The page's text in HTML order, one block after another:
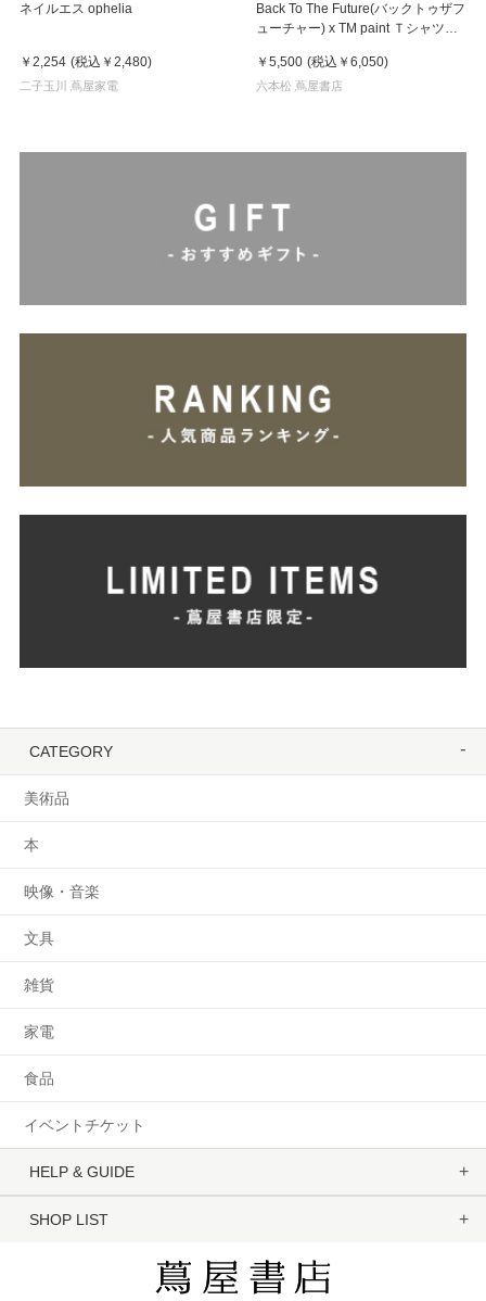
ネイルエス ophelia
￥2,254 (税込 ￥2,480)
二子玉川 蔦屋家電
Back To The Future(バックトゥザフ
ューチャー) x TM paint Ｔシャツ
￥5,500 (税込 ￥6,050)
六本松 蔦屋書店
CATEGORY
美術品
本
映像・音楽
文具
雑貨
家電
食品
イベントチケット
HELP & GUIDE
SHOP LIST